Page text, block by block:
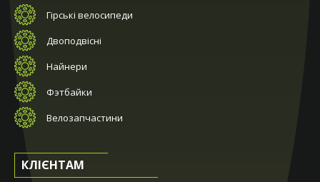
Гірські велосипеди
Двоподвісні
Найнери
Фэтбайки
Велозапчастини
КЛІЄНТАМ